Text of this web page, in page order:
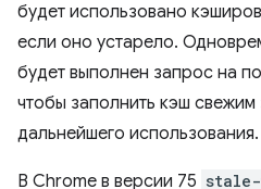
будет использовано
если оно устарело.
будет выполнен запрос на
чтобы заполнить кэш свежим
дальнейшего использования.
В Chrome в версии 75